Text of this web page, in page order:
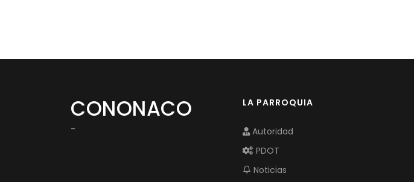
CONONACO
-
LA PARROQUIA
Autoridad
PDOT
Noticias